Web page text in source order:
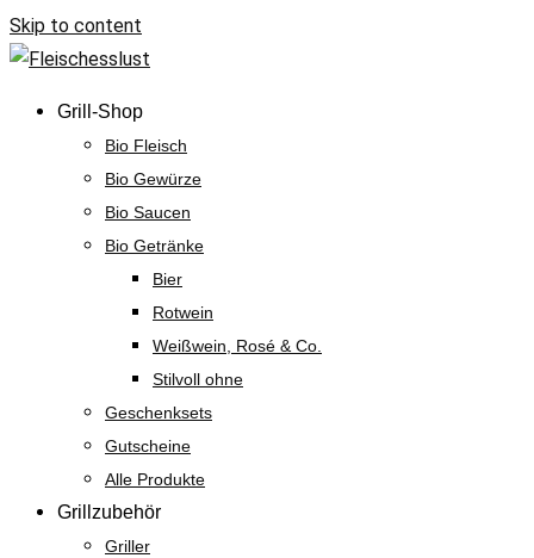
Skip to content
Grill-Shop
Bio Fleisch
Bio Gewürze
Bio Saucen
Bio Getränke
Bier
Rotwein
Weißwein, Rosé & Co.
Stilvoll ohne
Geschenksets
Gutscheine
Alle Produkte
Grillzubehör
Griller